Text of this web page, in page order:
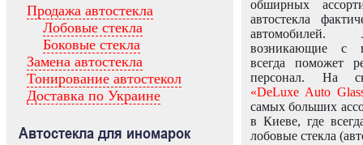
Продажа автостекла
Лобовые стекла
Боковые стекла
Замена автостекла
Тонирование автостекол
Доставка по Украине
Автостекла для иномарок
обширных
автостекла
возникающие с
всегда поможет
персонал. На
«DeLuxe Auto
самых больших
в Киеве, где
лобовые стекла